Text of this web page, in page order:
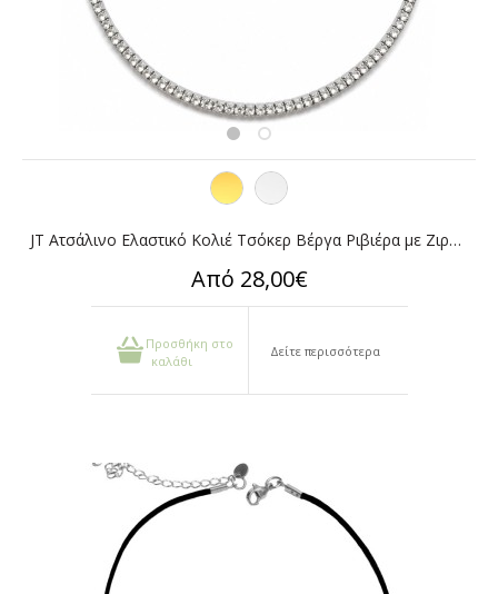
JT Ατσάλινο Ελαστικό Κολιέ Τσόκερ Βέργα Ριβιέρα με Ζιργκόν
Από 28,00€
Προσθήκη στο
καλάθι
Δείτε περισσότερα